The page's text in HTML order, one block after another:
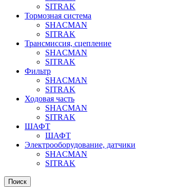
SITRAK
Тормозная система
SHACMAN
SITRAK
Трансмиссия, сцепление
SHACMAN
SITRAK
Фильтр
SHACMAN
SITRAK
Ходовая часть
SHACMAN
SITRAK
ШАФТ
ШАФТ
Электрооборудование, датчики
SHACMAN
SITRAK
Поиск